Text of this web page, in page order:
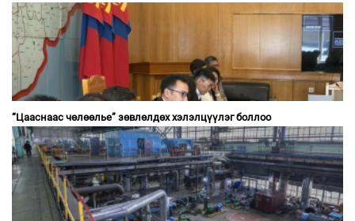
“Цааснаас чөлөөлье” зөвлөлдөх хэлэлцүүлэг боллоо